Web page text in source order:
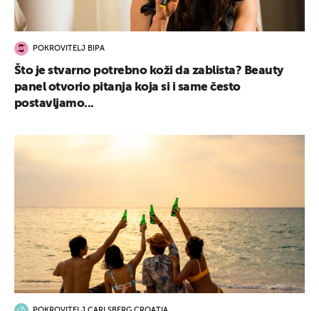
POKROVITELJ BIPA
Što je stvarno potrebno koži da zablista? Beauty
panel otvorio pitanja koja si i same često
postavljamo...